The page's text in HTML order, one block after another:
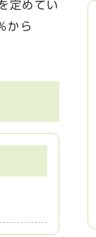
定めてい
から